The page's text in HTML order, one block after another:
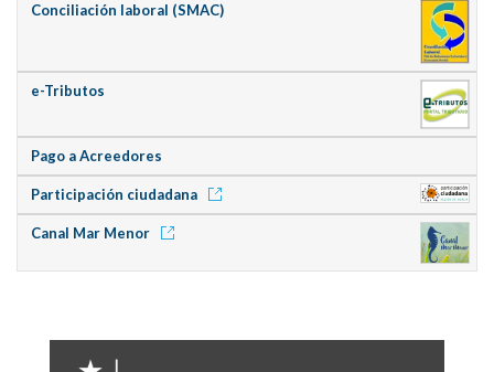
Conciliación laboral (SMAC)
e-Tributos
Pago a Acreedores
Participación ciudadana
Canal Mar Menor